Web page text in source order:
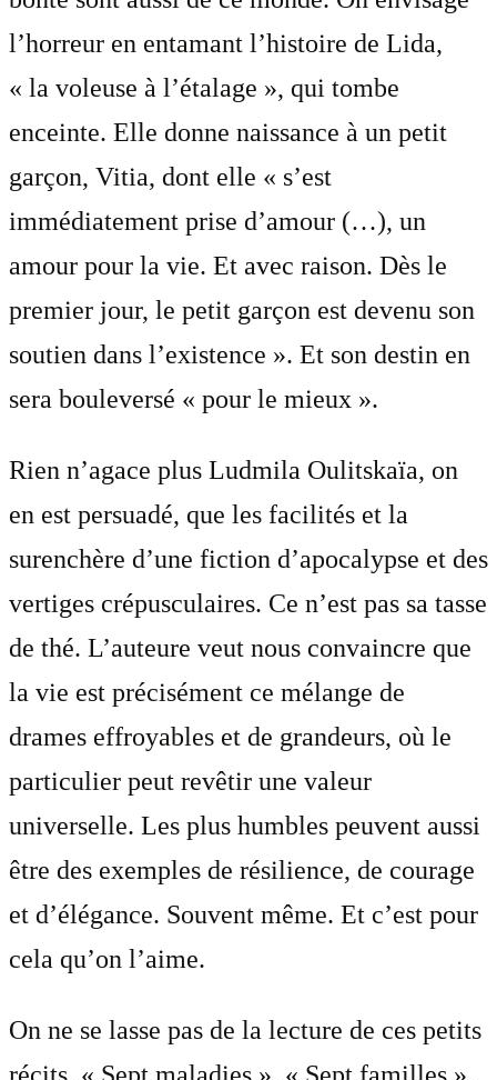
l’horreur en entamant l’histoire de Lida,
« la voleuse à l’étalage », qui tombe
enceinte. Elle donne naissance à un petit
garçon, Vitia, dont elle « s’est
immédiatement prise d’amour (…), un
amour pour la vie. Et avec raison. Dès le
premier jour, le petit garçon est devenu son
soutien dans l’existence ». Et son destin en
sera bouleversé « pour le mieux ».
Rien n’agace plus Ludmila Oulitskaïa, on
en est persuadé, que les facilités et la
surenchère d’une fiction d’apocalypse et des
vertiges crépusculaires. Ce n’est pas sa tasse
de thé. L’auteure veut nous convaincre que
la vie est précisément ce mélange de
drames effroyables et de grandeurs, où le
particulier peut revêtir une valeur
universelle. Les plus humbles peuvent aussi
être des exemples de résilience, de courage
et d’élégance. Souvent même. Et c’est pour
cela qu’on l’aime.
On ne se lasse pas de la lecture de ces petits